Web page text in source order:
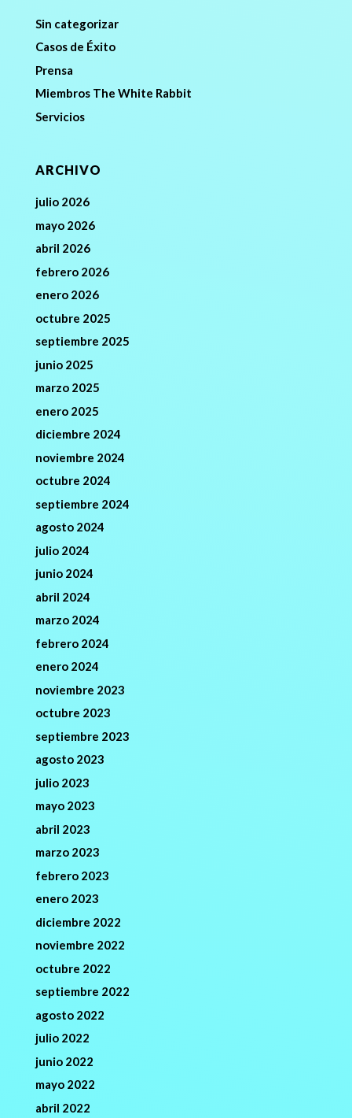
Sin categorizar
Casos de Éxito
Prensa
Miembros The White Rabbit
Servicios
ARCHIVO
julio 2026
mayo 2026
abril 2026
febrero 2026
enero 2026
octubre 2025
septiembre 2025
junio 2025
marzo 2025
enero 2025
diciembre 2024
noviembre 2024
octubre 2024
septiembre 2024
agosto 2024
julio 2024
junio 2024
abril 2024
marzo 2024
febrero 2024
enero 2024
noviembre 2023
octubre 2023
septiembre 2023
agosto 2023
julio 2023
mayo 2023
abril 2023
marzo 2023
febrero 2023
enero 2023
diciembre 2022
noviembre 2022
octubre 2022
septiembre 2022
agosto 2022
julio 2022
junio 2022
mayo 2022
abril 2022